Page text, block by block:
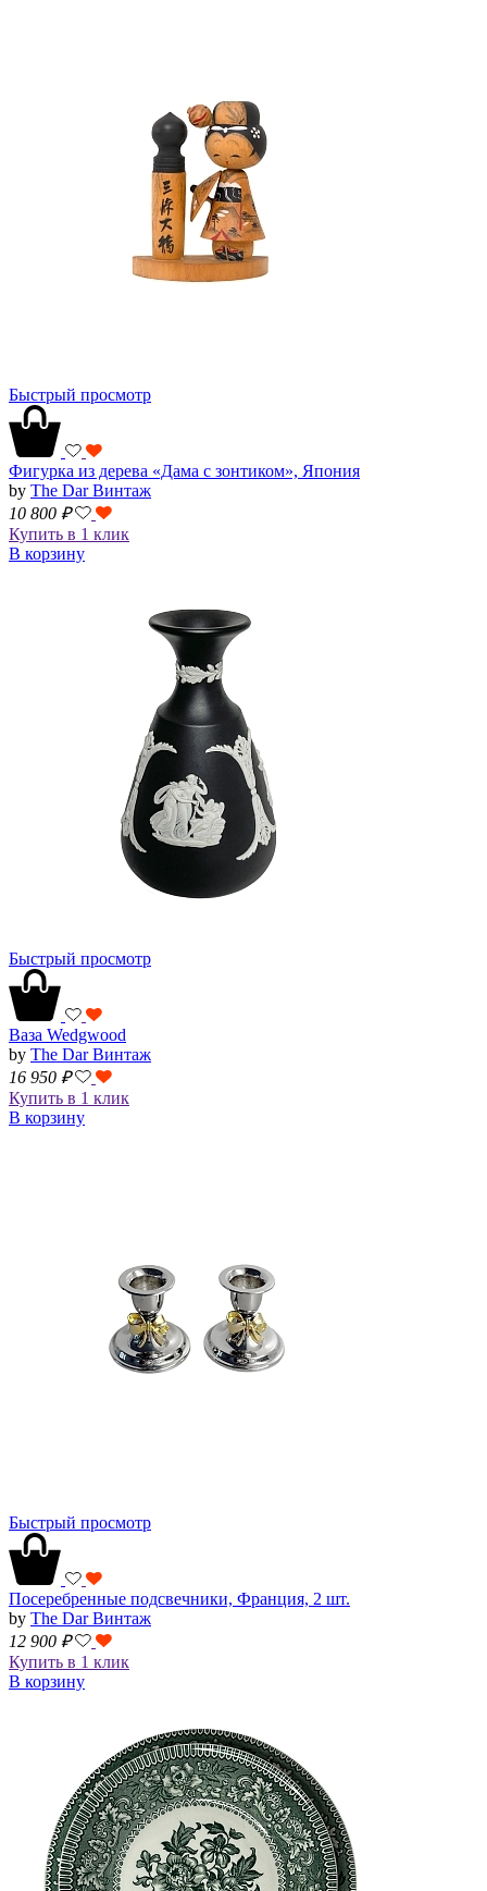
Быстрый просмотр
Фигурка из дерева «Дама с зонтиком», Япония
by The Dar Винтаж
10 800 ₽
Купить в 1 клик
В корзину
Быстрый просмотр
Ваза Wedgwood
by The Dar Винтаж
16 950 ₽
Купить в 1 клик
В корзину
Быстрый просмотр
Посеребренные подсвечники, Франция, 2 шт.
by The Dar Винтаж
12 900 ₽
Купить в 1 клик
В корзину